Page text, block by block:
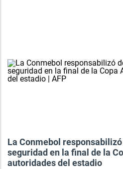
La Conmebol
seguridad en la final de la
autoridades del estadio